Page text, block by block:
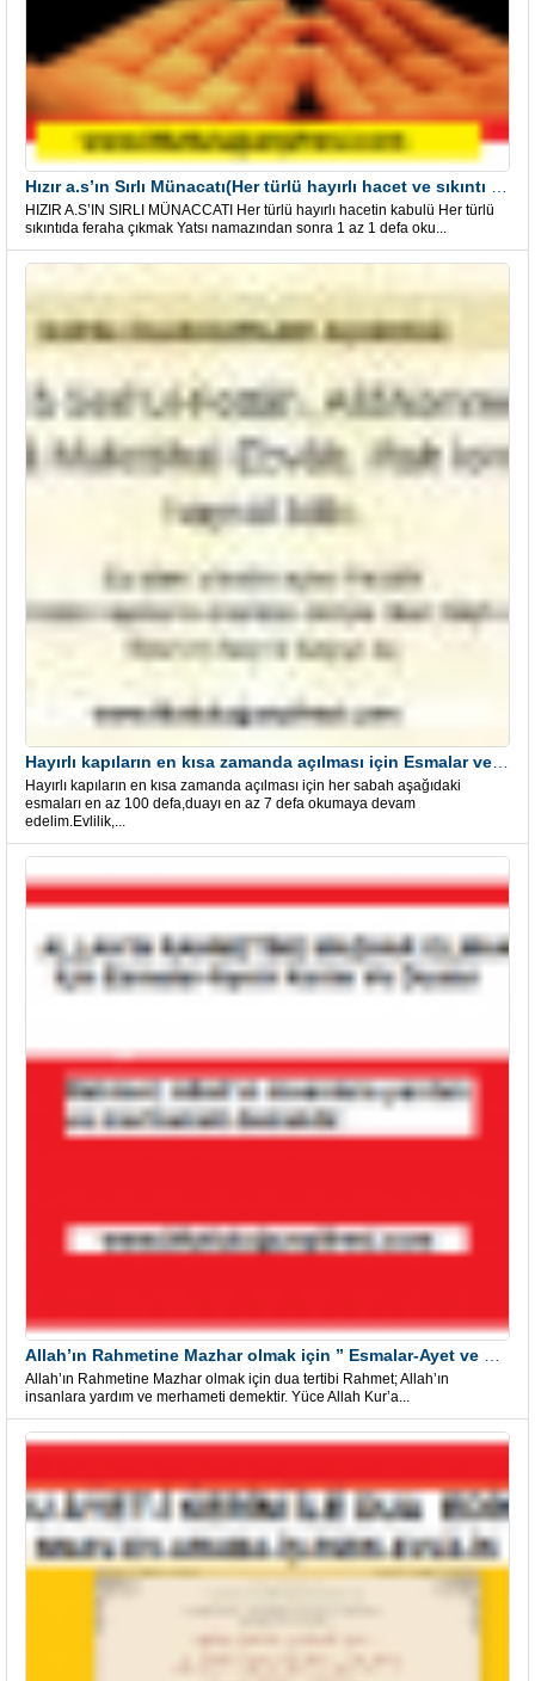
HIZIR A.S’IN SIRLI MÜNACCATI Her türlü hayırlı hacetin kabulü Her türlü
sıkıntıda feraha çıkmak Yatsı namazından sonra 1 az 1 defa oku...
Hayırlı kapıların en kısa zamanda açılması için her sabah aşağıdaki
esmaları en az 100 defa,duayı en az 7 defa okumaya devam
edelim.Evlilik,...
Allah’ın Rahmetine Mazhar olmak için dua tertibi Rahmet; Allah’ın
insanlara yardım ve merhameti demektir. Yüce Allah Kur’a...